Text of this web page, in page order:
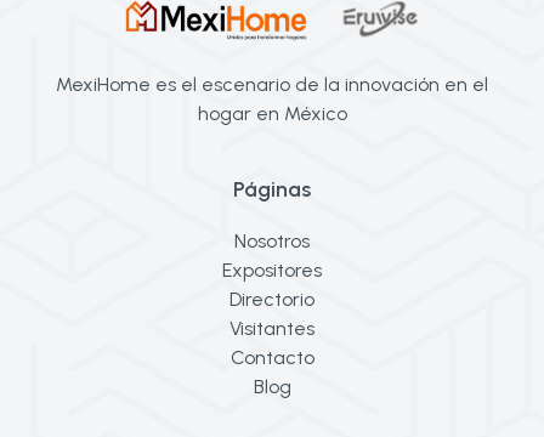
MexiHome es el escenario de la innovación en el
hogar en México
Páginas
Nosotros
Expositores
Directorio
Visitantes
Contacto
Blog